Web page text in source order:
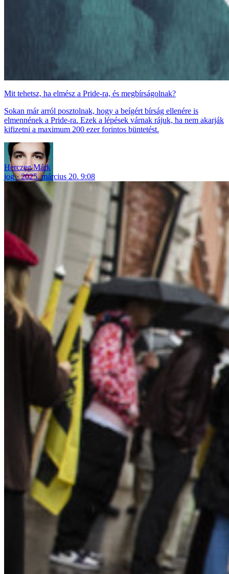
Mit tehetsz, ha elmész a Pride-ra, és megbírságolnak?
Sokan már arról posztolnak, hogy a beígért bírság ellenére is
elmennének a Pride-ra. Ezek a lépések várnak rájuk, ha nem akarják
kifizetni a maximum 200 ezer forintos büntetést.
Herczeg Márk
jog
2025. március 20. 9:08